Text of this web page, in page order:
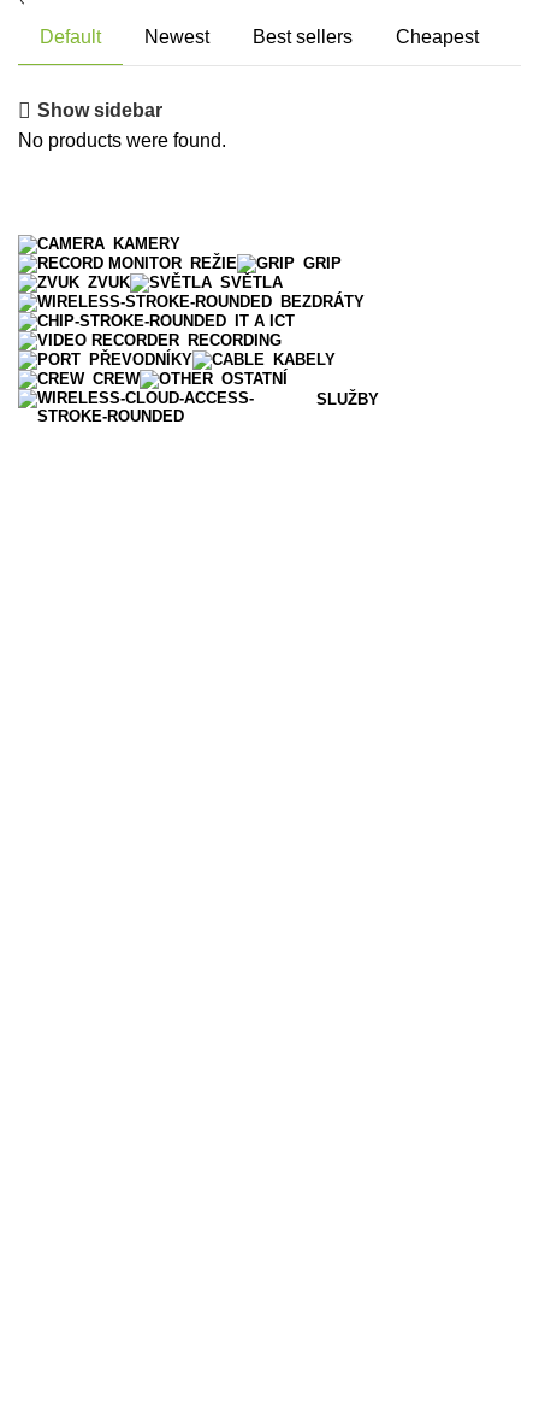
KAMERY
REŽIE
GRIP
ZVUK
SVĚTLA
BEZDRÁTY
IT A ICT
RECORDING
PŘEVODNÍKY
KABELY
CREW
OSTATNÍ
SLUŽBY
Default Newest Best sellers Cheapest
Show sidebar
No products were found.